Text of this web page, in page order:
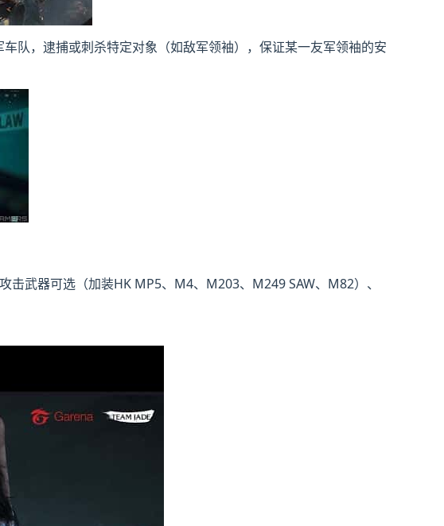
队，逮捕或刺杀特定对象（如敌军领袖），保证某一友军领袖的安
武器可选（加装HK MP5、M4、M203、M249 SAW、M82）、